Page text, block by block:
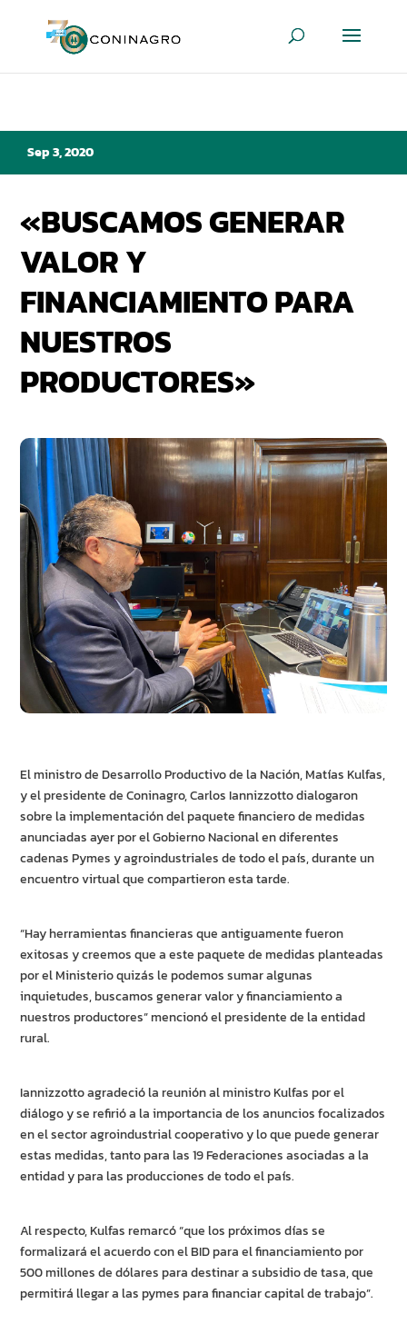
Sep 3, 2020
«BUSCAMOS GENERAR
VALOR Y
FINANCIAMIENTO PARA
NUESTROS
PRODUCTORES»
El ministro de Desarrollo Productivo de la Nación, Matías Kulfas,
y el presidente de Coninagro, Carlos Iannizzotto dialogaron
sobre la implementación del paquete financiero de medidas
anunciadas ayer por el Gobierno Nacional en diferentes
cadenas Pymes y agroindustriales de todo el país, durante un
encuentro virtual que compartieron esta tarde.
“Hay herramientas financieras que antiguamente fueron
exitosas y creemos que a este paquete de medidas planteadas
por el Ministerio quizás le podemos sumar algunas
inquietudes, buscamos generar valor y financiamiento a
nuestros productores” mencionó el presidente de la entidad
rural.
Iannizzotto agradeció la reunión al ministro Kulfas por el
diálogo y se refirió a la importancia de los anuncios focalizados
en el sector agroindustrial cooperativo y lo que puede generar
estas medidas, tanto para las 19 Federaciones asociadas a la
entidad y para las producciones de todo el país.
Al respecto, Kulfas remarcó “que los próximos días se
formalizará el acuerdo con el BID para el financiamiento por
500 millones de dólares para destinar a subsidio de tasa, que
permitirá llegar a las pymes para financiar capital de trabajo”.